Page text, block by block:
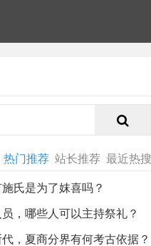
热门推荐 站长推荐 最近热搜
氏是为了妺喜吗？
，哪些人可以主持祭礼？
，夏商分界有何考古依据？